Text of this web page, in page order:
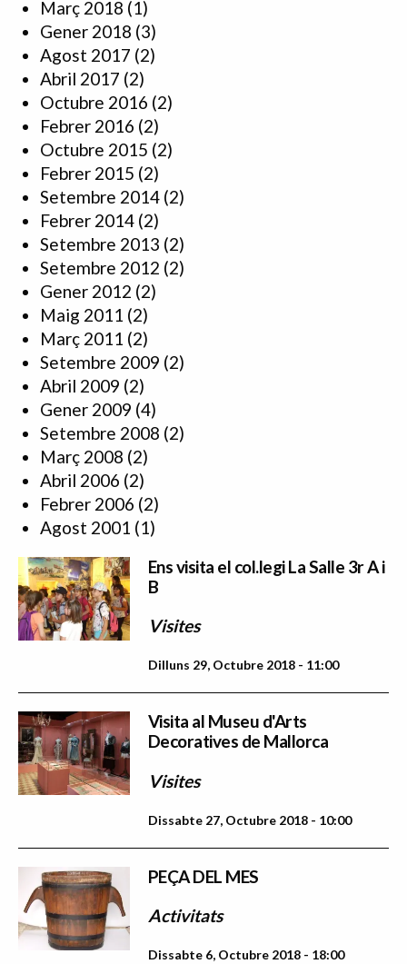
Març 2018 (1)
Gener 2018 (3)
Agost 2017 (2)
Abril 2017 (2)
Octubre 2016 (2)
Febrer 2016 (2)
Octubre 2015 (2)
Febrer 2015 (2)
Setembre 2014 (2)
Febrer 2014 (2)
Setembre 2013 (2)
Setembre 2012 (2)
Gener 2012 (2)
Maig 2011 (2)
Març 2011 (2)
Setembre 2009 (2)
Abril 2009 (2)
Gener 2009 (4)
Setembre 2008 (2)
Març 2008 (2)
Abril 2006 (2)
Febrer 2006 (2)
Agost 2001 (1)
Ens visita el col.legi La Salle 3r A i
B
Visites
Dilluns 29, Octubre 2018 - 11:00
Visita al Museu d'Arts
Decoratives de Mallorca
Visites
Dissabte 27, Octubre 2018 - 10:00
PEÇA DEL MES
Activitats
Dissabte 6, Octubre 2018 - 18:00